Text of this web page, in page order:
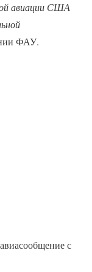
авиации США
ФАУ.
с